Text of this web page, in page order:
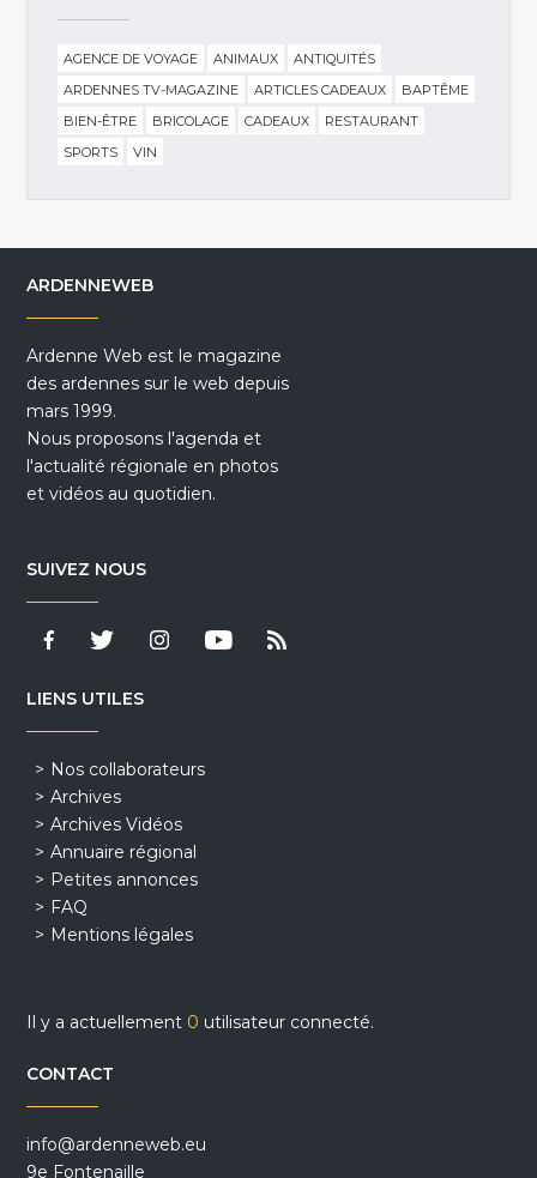
AGENCE DE VOYAGE ANIMAUX
ANTIQUITÉS
ARDENNES TV-MAGAZINE
ARTICLES CADEAUX
BAPTÊME
BIEN-ÊTRE
BRICOLAGE CADEAUX
RESTAURANT
SPORTS
VIN
ARDENNEWEB
Ardenne Web est le magazine
des ardennes sur le web depuis
mars 1999.
Nous proposons l'agenda et
l'actualité régionale en photos
et vidéos au quotidien.
SUIVEZ NOUS
LIENS UTILES
Nos collaborateurs
Archives
Archives Vidéos
Annuaire régional
Petites annonces
FAQ
Mentions légales
Il y a actuellement 0 utilisateur connecté.
CONTACT
info@ardenneweb.eu
9e Fontenaille